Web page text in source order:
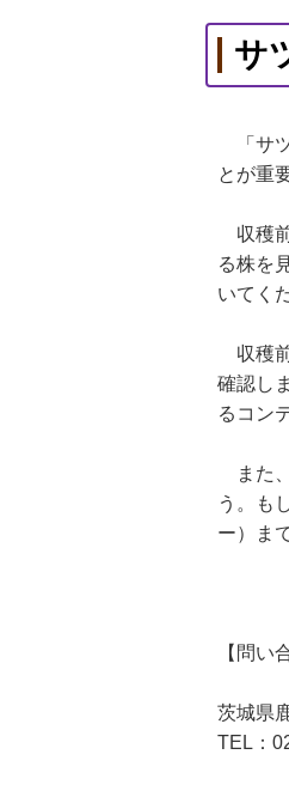
サ
「サ
とが重
収穫
る株を
いてく
収穫
確認し
るコン
また
う。も
ー）ま
【問い
茨城県
TEL：